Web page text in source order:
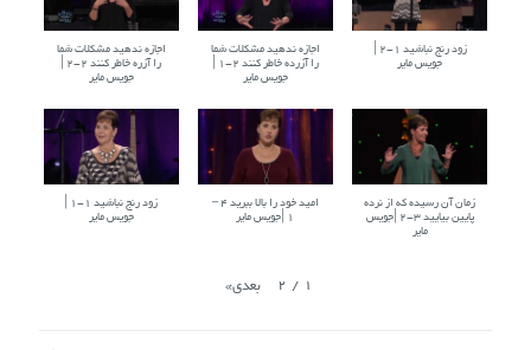
اجازه ندهید مشكلات شما
جویس مایر
اجازه ندهید مشكلات شما
جویس مایر
جویس مایر
جویس مایر
امید خود را بالا ببرید ۴ –
۱ |جویس مایر
زمان آن رسیده که از نرده
پایین بیایید ۳-۲ |جویس
مایر
1
/
2 بعدی»